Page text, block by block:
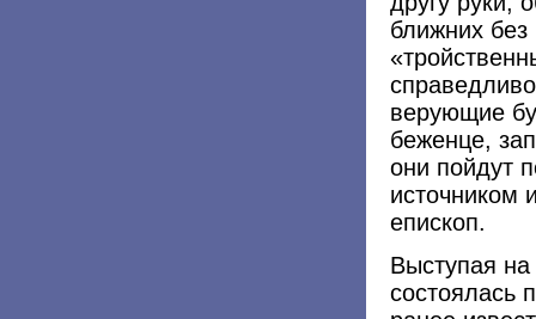
ближних
верующие
беженце,
они пойдут
источником
епископ.
Выступая на
состоялась